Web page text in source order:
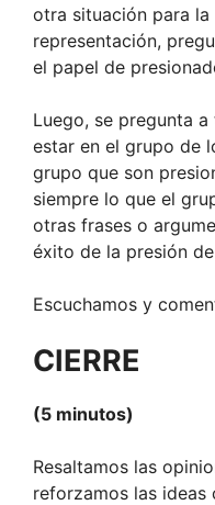
otra situación para la
representación,
el papel de
Luego, se pregunta
estar en el grupo de
grupo que son
siempre lo que el
otras frases o
éxito de la presión
Escuchamos y
CIERRE
(5 minutos)
Resaltamos las
reforzamos las